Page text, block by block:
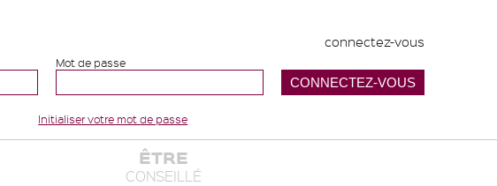
connectez-vous
Mot de passe
Initialiser votre mot de passe
ÊTRE
CONSEILLÉ